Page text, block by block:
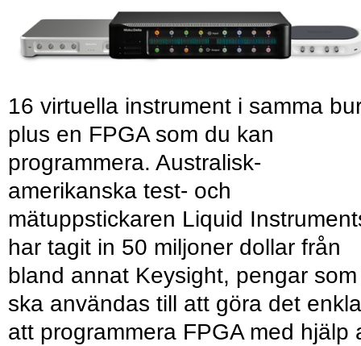
16 virtuella instrument i samma
plus en FPGA som du kan
programmera. Australisk-
amerikanska test- och
mätuppstickaren Liquid
har tagit in 50 miljoner dollar från
bland annat Keysight, pengar som
ska användas till att göra det
att programmera FPGA med hjälp